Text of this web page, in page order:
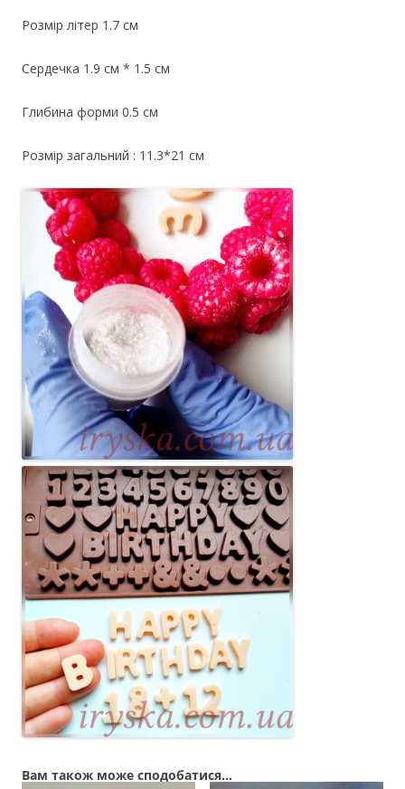
Розмір літер 1.7 см
Сердечка 1.9 см * 1.5 см
Глибина форми 0.5 см
Розмір загальний : 11.3*21 см
Вам також може сподобатися…